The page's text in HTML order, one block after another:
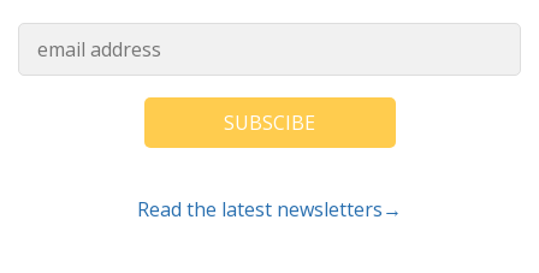
SUBSCIBE
Read the latest newsletters→